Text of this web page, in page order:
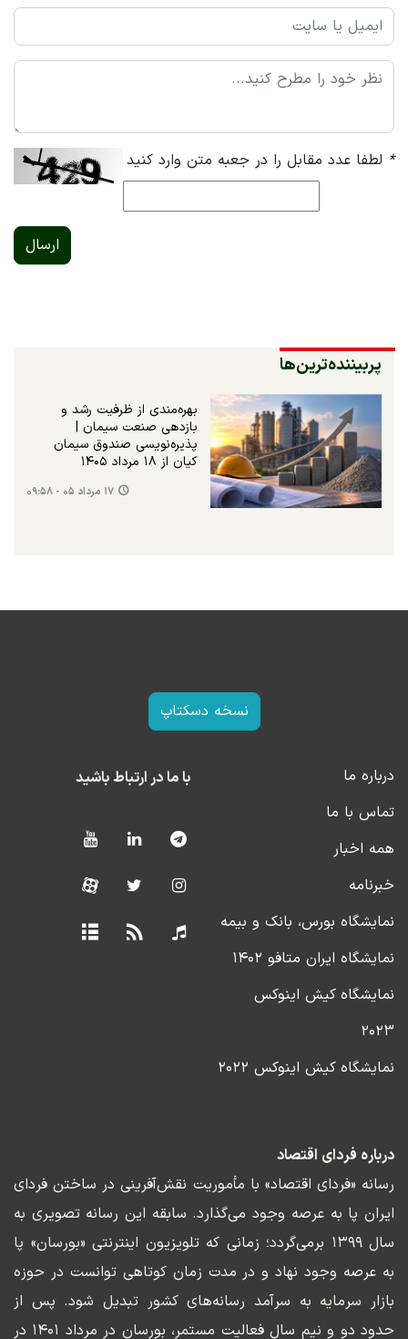
* لطفا عدد مقابل را در جعبه متن وارد کنید
ارسال
پربیننده‌ترین‌ها
بهره‌مندی از ظرفیت رشد و
بازدهی صنعت سیمان |
پذیره‌نویسی صندوق سیمان
کیان از ۱۸ مرداد ۱۴۰۵
۱۷ مرداد ۰۵ - ۰۹:۵۸
نسخه دسکتاپ
درباره ما
تماس با ما
همه اخبار
خبرنامه
نمایشگاه بورس، بانک و بیمه
نمایشگاه ایران متافو ۱۴۰۲
نمایشگاه کیش اینوکس
۲۰۲۳
نمایشگاه کیش اینوکس ۲۰۲۲
با ما در ارتباط باشید
درباره فردای اقتصاد
رسانه «فردای اقتصاد» با مأموریت نقش‌آفرینی در ساختن فردای
ایران پا به عرصه وجود می‌گذارد. سابقه این رسانه تصویری به
سال ۱۳۹۹ برمی‌گردد؛ زمانی که تلویزیون اینترنتی «بورسان» پا
به عرصه وجود نهاد و در مدت زمان کوتاهی توانست در حوزه
بازار سرمایه به سرآمد رسانه‌های کشور تبدیل شود. پس از
حدود دو و نیم سال فعالیت مستمر، بورسان در مرداد ۱۴۰۱ در